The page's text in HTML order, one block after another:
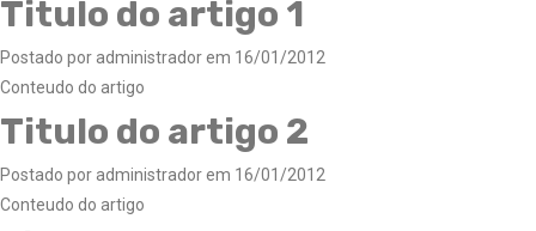
Titulo do artigo 1
Postado por administrador em 16/01/2012
Conteudo do artigo
Titulo do artigo 2
Postado por administrador em 16/01/2012
Conteudo do artigo